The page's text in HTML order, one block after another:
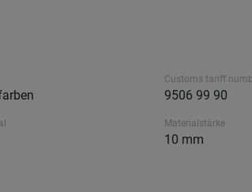
Customs tariff
9506 99 90
Materialstärke
10 mm